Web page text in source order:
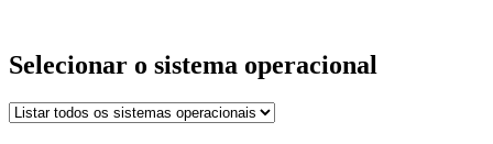
Selecionar o sistema operacional